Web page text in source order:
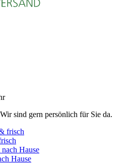
sind gern persönlich für Sie da.
Hause